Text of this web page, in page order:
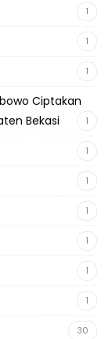
1
1
1
Ciptakan
Bekasi
1
1
1
1
1
1
1
30